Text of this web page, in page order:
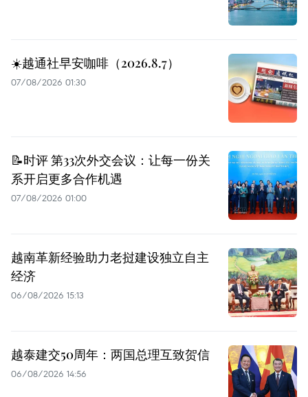
☀️越通社早安咖啡（2026.8.7）
07/08/2026 01:30
📝时评 第33次外交会议：让每一份关
系开启更多合作机遇
07/08/2026 01:00
越南革新经验助力老挝建设独立自主
经济
06/08/2026 15:13
越泰建交50周年：两国总理互致贺信
06/08/2026 14:56